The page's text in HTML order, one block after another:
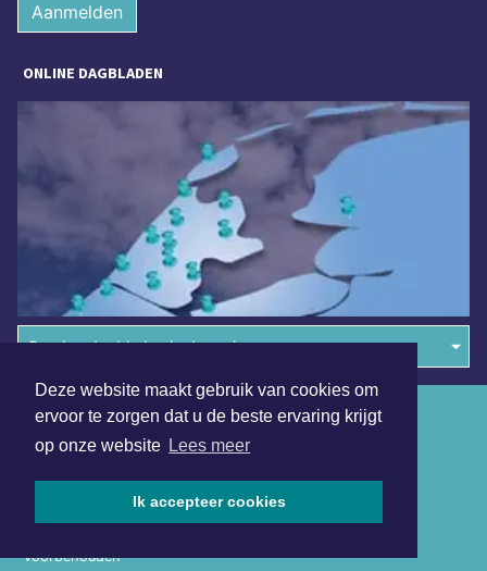
Deze website maakt gebruik van cookies om
ervoor te zorgen dat u de beste ervaring krijgt
op onze website Lees meer
Ik accepteer cookies
Aanmelden
ONLINE DAGBLADEN
Overige dagbladen in de regio
voorbehouden
Algemene voorwaarden
Disclaimer